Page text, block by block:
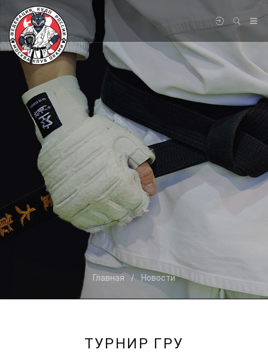
Главная Новости
ТУРНИР ГРУ